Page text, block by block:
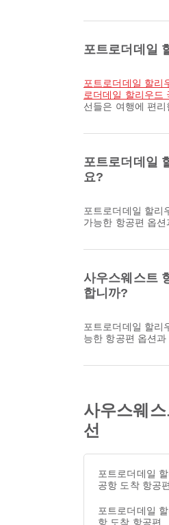
포트로더데일
포트로더데일 할
로더데일 할리우드
선들은 여행에 편
포트로더데일
요?
포트로더데일 할리우드 국제공항에서 출발하는 사우스웨스트 항공 / Southwest Airlines의 가장 이른 항공편은 05:40에 출발합니다. 해당 일정은 Airpaz에서 확인하고 다른 이용
가능한 항공편 옵
사우스웨스트
합니까?
포트로더데일 할리우드 국제공항에서 출발하는 사우스웨스트 항공 / Southwest Airlines의 마지막 항공편은 20:30에 출발합니다. 해당 일정은 Airpaz에서 확인하고 다른 이용 가
능한 항공편 옵션
사우스웨
선
포트로더데일
공항 도착 항공편
포트로더데일
항 도착 항공편